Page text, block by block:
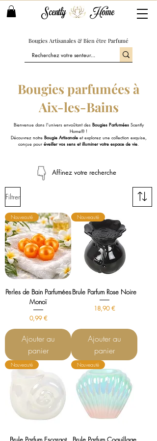
Scently Home
Bougies Artisanales & Bien être Parfumé
Bougies parfumées à
Aix-les-Bains
Bienvenue dans l'univers envoûtant des Bougies ParfuméesScently
Home® !
Découvrez notre Bougie Artisanaleet explorez une collection exquise,
conçue pour éveiller vos sens et illuminer votre espace de vie.
Affinez votre recherche
Filtrer
Nouveauté
Perles de Bain Parfumées
Monoï
Prix
0,99 €
Ajouter au
panier
Nouveauté
Brule Parfum Rose Noire
Prix
18,90 €
Ajouter au
panier
Nouveauté Nouveauté